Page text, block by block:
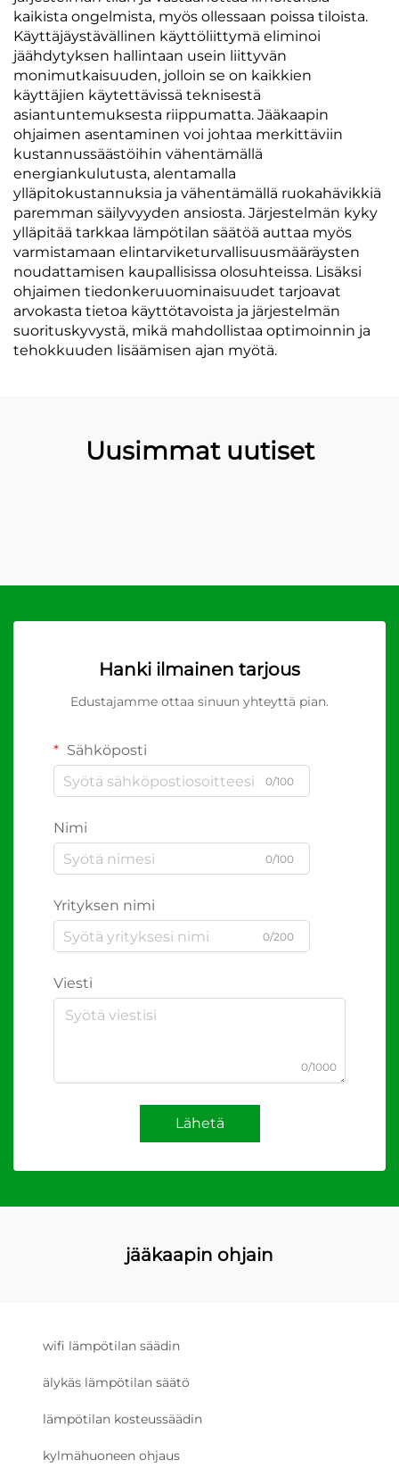
kaikista ongelmista, myös ollessaan poissa tiloista.
Käyttäjäystävällinen käyttöliittymä eliminoi
jäähdytyksen hallintaan usein liittyvän
monimutkaisuuden, jolloin se on kaikkien
käyttäjien käytettävissä teknisestä
asiantuntemuksesta riippumatta. Jääkaapin
ohjaimen asentaminen voi johtaa merkittäviin
kustannussäästöihin vähentämällä
energiankulutusta, alentamalla
ylläpitokustannuksia ja vähentämällä ruokahävikkiä
paremman säilyvyyden ansiosta. Järjestelmän kyky
ylläpitää tarkkaa lämpötilan säätöä auttaa myös
varmistamaan elintarviketurvallisuusmääräysten
noudattamisen kaupallisissa olosuhteissa. Lisäksi
ohjaimen tiedonkeruuominaisuudet tarjoavat
arvokasta tietoa käyttötavoista ja järjestelmän
suorituskyvystä, mikä mahdollistaa optimoinnin ja
tehokkuuden lisäämisen ajan myötä.
Uusimmat uutiset
Hanki ilmainen tarjous
Edustajamme ottaa sinuun yhteyttä pian.
Sähköposti
0/100
Nimi
0/100
Yrityksen nimi
0/200
Viesti
0/1000
Lähetä
jääkaapin ohjain
wifi lämpötilan säädin
älykäs lämpötilan säätö
lämpötilan kosteussäädin
kylmähuoneen ohjaus